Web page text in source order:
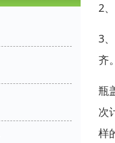
2
3
齐
瓶
次
样